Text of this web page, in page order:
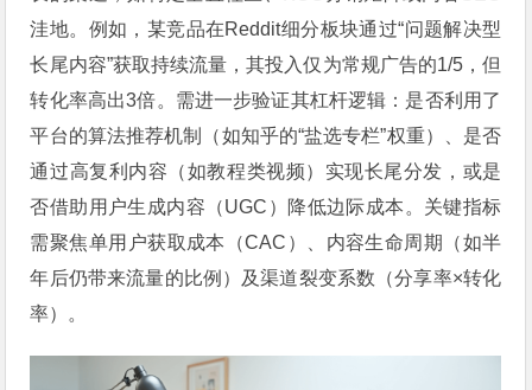
洼地。例如，某竞品在Reddit细分板块通过“问题解决型
长尾内容”获取持续流量，其投入仅为常规广告的1/5，但
转化率高出3倍。需进一步验证其杠杆逻辑：是否利用了
平台的算法推荐机制（如知乎的“盐选专栏”权重）、是否
通过高复利内容（如教程类视频）实现长尾分发，或是
否借助用户生成内容（UGC）降低边际成本。关键指标
需聚焦单用户获取成本（CAC）、内容生命周期（如半
年后仍带来流量的比例）及渠道裂变系数（分享率×转化
率）。